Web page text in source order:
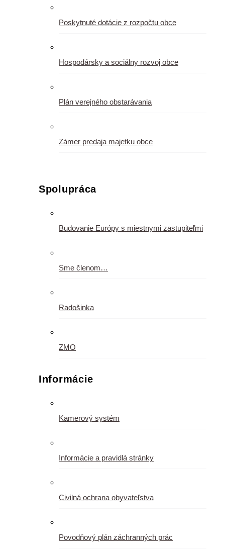
Poskytnuté dotácie z rozpočtu obce
Hospodársky a sociálny rozvoj obce
Plán verejného obstarávania
Zámer predaja majetku obce
Spolupráca
Budovanie Európy s miestnymi zastupiteľmi
Sme členom…
Radošinka
ZMO
Informácie
Kamerový systém
Informácie a pravidlá stránky
Civilná ochrana obyvateľstva
Povodňový plán záchranných prác